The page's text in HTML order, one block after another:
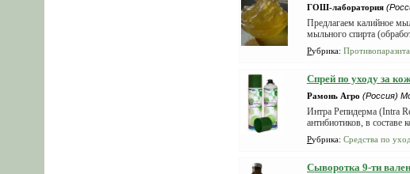
ГОШ-лаборатория
Предлагаем калийное
мыльного спирта
Рубрика:
Спрей по уходу за
Рамонь Агро (Россия)
Интра Репидерма (Intra
антибиотиков, в
Рубрика: Средства по
Сыворотка 9-ти